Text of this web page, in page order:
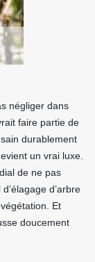
négliger dans
faire partie de
durablement
un vrai luxe.
de ne pas
d’arbre
Et
doucement